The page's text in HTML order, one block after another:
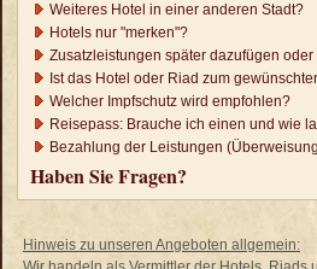
Weiteres Hotel in einer anderen Stadt?
Hotels nur "merken"?
Zusatzleistungen später dazufügen
Ist das Hotel oder Riad zum
Welcher Impfschutz wird empfohlen?
Reisepass: Brauche ich einen und wie
Bezahlung der Leistungen
Haben Sie Fragen?
Hinweis zu unseren Angeboten allgemein: